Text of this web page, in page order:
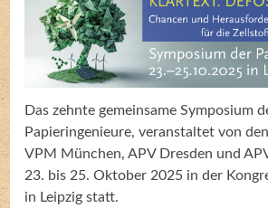
Das zehnte gemeinsame Symposium
Papieringenieure, veranstaltet von
VPM München, APV Dresden und
23. bis 25. Oktober 2025 in der
in Leipzig statt.